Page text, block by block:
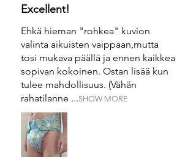
Excellent!
Ehkä hieman "rohkea" kuvion
valinta aikuisten vaippaan,mutta
tosi mukava päällä ja ennen kaikkea
sopivan kokoinen. Ostan lisää kun
tulee mahdollisuus. (Vähän
rahatilanne ...SHOW MORE